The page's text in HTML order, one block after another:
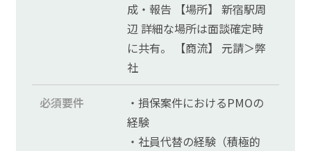
成・報告 【場所】 新宿駅周
辺 詳細な場所は面談確定時
に共有。 【商流】 元請＞弊
社
必須要件
・損保案件におけるPMOの
経験
・社員代替の経験（積極的